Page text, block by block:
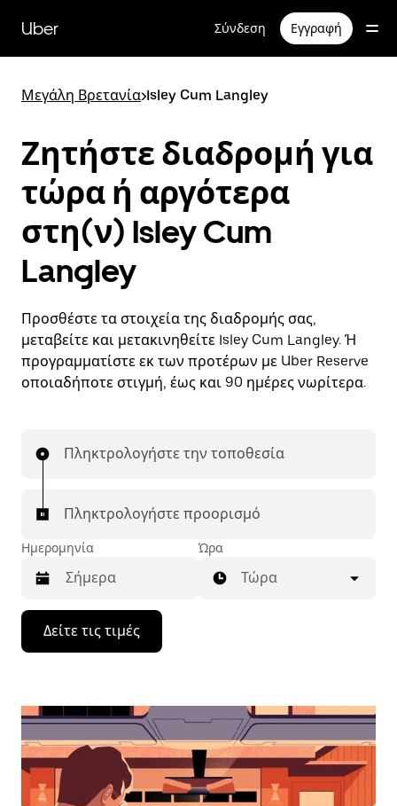
κύριο
περιεχόμενο
Uber Σύνδεση Εγγραφή
Μεγάλη Βρετανία>Isley Cum Langley
Ζητήστε διαδρομή για
τώρα ή αργότερα
στη(ν) Isley Cum
Langley
Προσθέστε τα στοιχεία της διαδρομής σας,
μεταβείτε και μετακινηθείτε Isley Cum Langley. Ή
προγραμματίστε εκ των προτέρων με Uber Reserve
οποιαδήποτε στιγμή, έως και 90 ημέρες νωρίτερα.
Πληκτρολογήστε την τοποθεσία
Πληκτρολογήστε προορισμό
Ημερομηνία
Πατήστε
πλήκτρο
βέλος
να
μετακινηθείτε
στο
ημερολόγιο
Ώρα
Τώρα
Δείτε τις τιμές